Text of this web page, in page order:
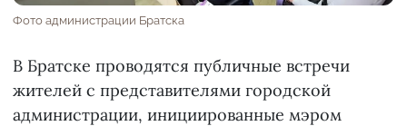
Фото администрации Братска
В Братске проводятся публичные встречи
жителей с представителями городской
администрации, инициированные мэром